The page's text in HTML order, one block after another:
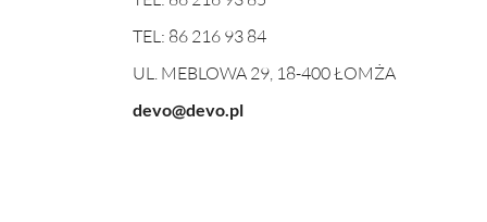
TEL: 86 216 93 84
UL. MEBLOWA 29, 18-400 ŁOMŻA
devo@devo.pl